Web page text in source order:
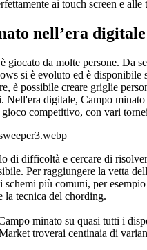
ai touch screen e alle
nell’era digitale
giocato da molte persone. Da
si è evoluto ed è disponibile
è possibile creare griglie
Nell'era digitale, Campo minato
competitivo, con vari
di difficoltà e cercare di
Per raggiungere la vetta
schemi più comuni, per
la tecnica del chording.
minato su quasi tutti i
troverai centinaia di